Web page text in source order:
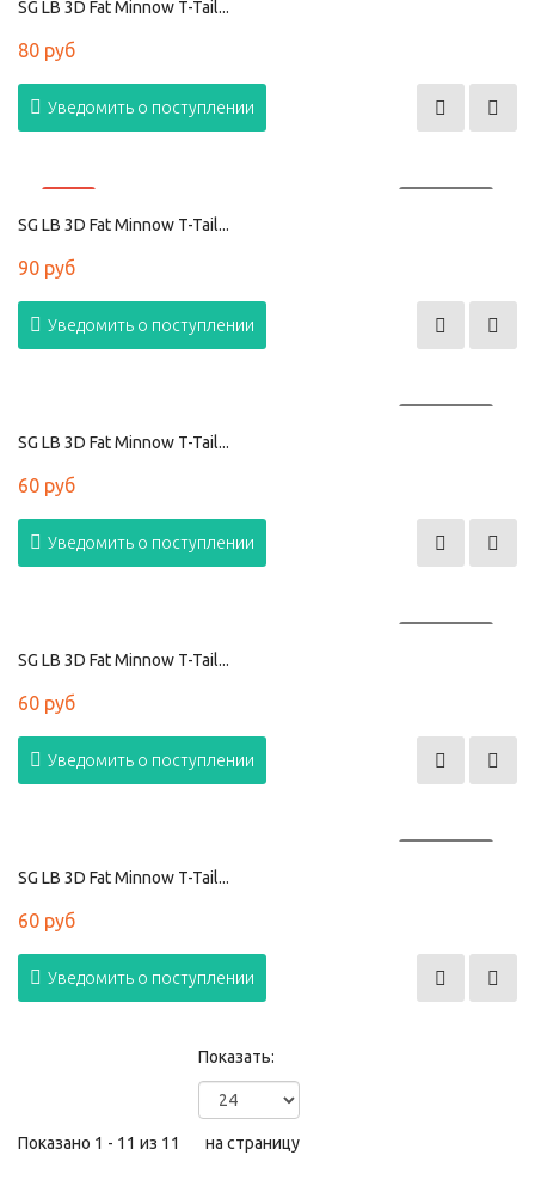
SG LB 3D Fat Minnow T-Tail...
80 руб
Уведомить о поступлении
SG LB 3D Fat Minnow T-Tail...
90 руб
Уведомить о поступлении
SG LB 3D Fat Minnow T-Tail...
60 руб
Уведомить о поступлении
SG LB 3D Fat Minnow T-Tail...
60 руб
Уведомить о поступлении
SG LB 3D Fat Minnow T-Tail...
60 руб
Уведомить о поступлении
Показано 1 - 11 из 11
Показать:
на страницу